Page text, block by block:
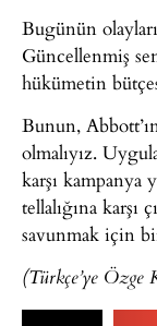
Bugünün
Güncellenmiş
hükümetin
Bunun,
olmalıyız.
karşı kampanya
tellalığına karşı
savunmak için
(Türkçe’ye